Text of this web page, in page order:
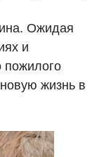
Ожидая
и
жизнь в